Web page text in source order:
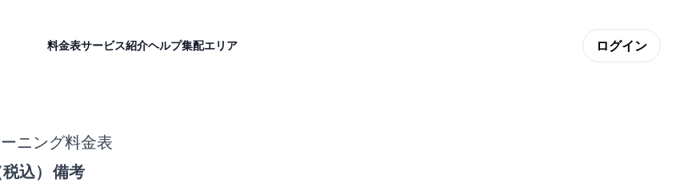
料金表サービス紹介ヘルプ集配エリア ログイン
ニング料金表
込） 備考